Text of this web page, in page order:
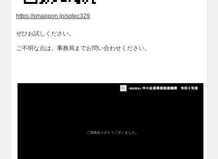
https://smappon.jp/sqtec329
ぜひお試しください。
ご不明な点は、事務局までお問い合わせください。